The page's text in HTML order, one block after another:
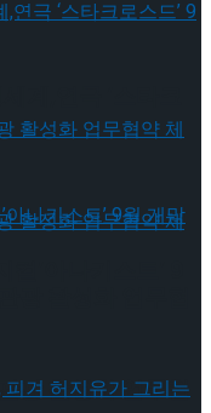
활성화 업무협
광 활성화 업무협
계,연극 ‘스타크